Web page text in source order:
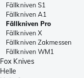
Fällkniven S1
Fällkniven A1
Fällkniven Pro
Fällkniven X
Fällkniven Zakmessen
Fällkniven WM1
Fox Knives
Helle